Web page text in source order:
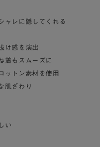
ャレに隠してくれる
け感を演出
着もスムーズに
ットン素材を使用
肌ざわり
い